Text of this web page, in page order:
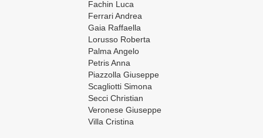
Fachin Luca
Ferrari Andrea
Gaia Raffaella
Lorusso Roberta
Palma Angelo
Petris Anna
Piazzolla Giuseppe
Scagliotti Simona
Secci Christian
Veronese Giuseppe
Villa Cristina